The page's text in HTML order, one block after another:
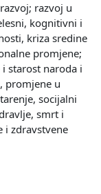
razvoj u
kognitivni i
kriza sredine
promjene;
starost naroda i
promjene u
socijalni
smrt i
i zdravstvene